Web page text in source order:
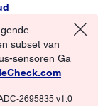
subset van
sensoren Ga
2695835 v1.0